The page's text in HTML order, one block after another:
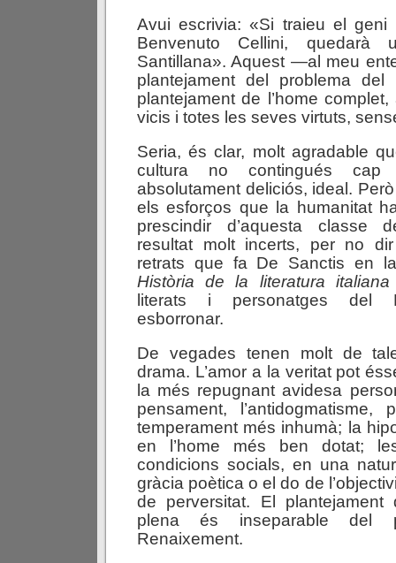
Avui escrivia: «Si traieu el geni
Benvenuto Cellini,
Santillana». Aquest —al meu
plantejament del problema
plantejament de l’home
vicis i totes les seves virtuts,
Seria, és clar, molt agradable
cultura no contingués cap
absolutament deliciós, ideal.
els esforços que la humanitat
prescindir d’aquesta classe
resultat molt incerts, per no
retrats que fa De Sanctis en
Història de la literatura italiana
literats i personatges del
esborronar.
De vegades tenen molt de
drama. L’amor a la veritat pot
la més repugnant avidesa
pensament,
temperament més inhumà; la
en l’home més ben dotat;
condicions socials, en una
gràcia poètica o el do de
de perversitat. El plantejament
plena és inseparable del
Renaixement.